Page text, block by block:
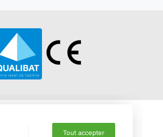
Tout accepter